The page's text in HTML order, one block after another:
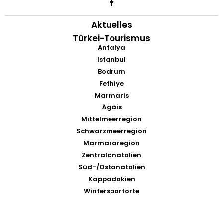
Aktuelles
Türkei-Tourismus
Antalya
Istanbul
Bodrum
Fethiye
Marmaris
Ägäis
Mittelmeerregion
Schwarzmeerregion
Marmararegion
Zentralanatolien
Süd-/Ostanatolien
Kappadokien
Wintersportorte